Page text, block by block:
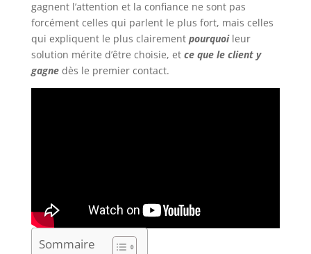
gagnent l’attention et la confiance ne sont pas
forcément celles qui parlent le plus fort, mais celles
qui expliquent le plus clairement pourquoileur
solution mérite d’être choisie, et ce que le client y
gagnedès le premier contact.
Sommaire